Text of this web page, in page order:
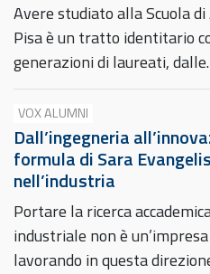
Avere studiato alla Scuola
Pisa è un tratto identitario
generazioni di laureati,
VOX ALUMNI
Dall’ingegneria
formula di Sara
nell’industria
Portare la ricerca
industriale non è
lavorando in questa